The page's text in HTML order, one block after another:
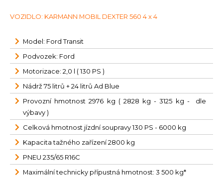
VOZIDLO: KARMANN MOBIL DEXTER 560 4 x 4
Model: Ford Transit
Podvozek: Ford
Motorizace: 2,0 l ( 130 PS )
Nádrž 75 litrů + 24 litrů Ad Blue
Provozní hmotnost 2976 kg ( 2828 kg - 3125 kg - dle
výbavy )
Celková hmotnost jízdní soupravy 130 PS - 6000 kg
Kapacita tažného zařízení 2800 kg
PNEU 235/65 R16C
Maximální technicky přípustná hmotnost: 3 500 kg*